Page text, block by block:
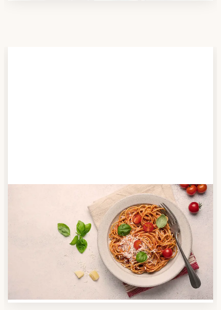
Anbieter finden
Nutzen Sie unsere große Mahlzeiten-Dienst-Suche,
um herauszufinden, welche Anbieter es in Ihrer
Region gibt und welcher am besten zu Ihnen passt.
Verschaffen Sie sich auch einen Überblick über die
Essen auf Rädern-Kosten.